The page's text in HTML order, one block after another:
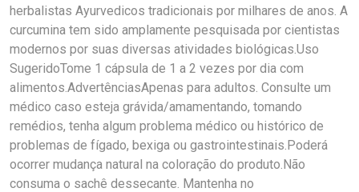
herbalistas Ayurvedicos tradicionais por milhares de anos. A
curcumina tem sido amplamente pesquisada por cientistas
modernos por suas diversas atividades biológicas.Uso
SugeridoTome 1 cápsula de 1 a 2 vezes por dia com
alimentos.AdvertênciasApenas para adultos. Consulte um
médico caso esteja grávida/amamentando, tomando
remédios, tenha algum problema médico ou histórico de
problemas de fígado, bexiga ou gastrointestinais.Poderá
ocorrer mudança natural na coloração do produto.Não
consuma o sachê dessecante. Mantenha no